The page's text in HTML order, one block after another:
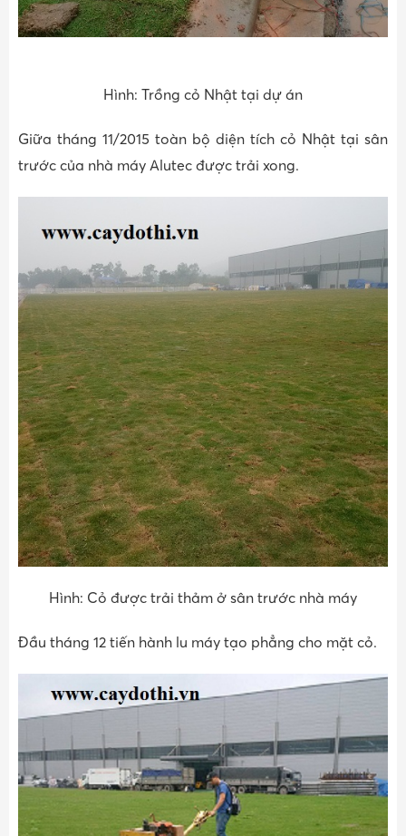
Hình: Trồng cỏ Nhật tại dự án
Giữa tháng 11/2015 toàn bộ diện tích cỏ Nhật tại sân
trước của nhà máy Alutec được trải xong.
Hình: Cỏ được trải thảm ở sân trước nhà máy
Đầu tháng 12 tiến hành lu máy tạo phẳng cho mặt cỏ.